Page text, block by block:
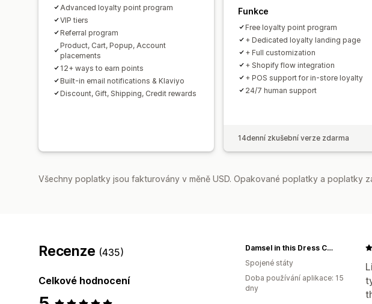
Advanced loyalty point program
VIP tiers
Referral program
Product, Cart, Popup, Account
placements
12+ ways to earn points
Built-in email notifications & Klaviyo
Discount, Gift, Shipping, Credit rewards
Funkce
Free loyalty point program
+ Dedicated loyalty landing page​
+ Full customization
+ Shopify flow integration
+ POS support for in-store loyalty
24/7 human support
14denní zkušební verze zdarma
Všechny poplatky jsou fakturovány v měně USD. Opakované poplatky a poplatky
Recenze (435)
Celkové hodnocení
Damsel in this Dress Corsets
Spojené státy
Doba používání aplikace: 15
dny